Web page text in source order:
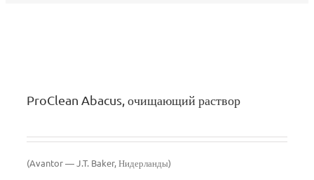
ProClean Abacus, очищающий раствор
(Avantor — J.T. Baker, Нидерланды)